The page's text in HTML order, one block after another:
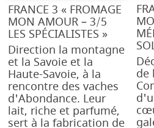
FRANCE 3 « FROMAGE
MON AMOUR – 3/5
LES SPÉCIALISTES »
Direction la montagne
et la Savoie et la
Haute-Savoie, à la
rencontre des vaches
d'Abondance. Leur
lait, riche et parfumé,
sert à la fabrication de
de